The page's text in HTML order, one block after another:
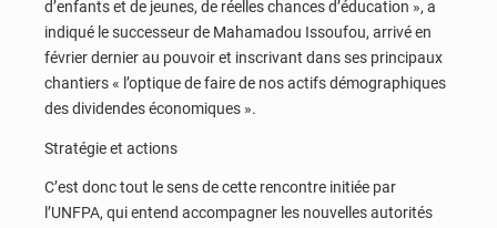
d’enfants et de jeunes, de réelles chances d’éducation », a
indiqué le successeur de Mahamadou Issoufou, arrivé en
février dernier au pouvoir et inscrivant dans ses principaux
chantiers « l’optique de faire de nos actifs démographiques
des dividendes économiques ».
Stratégie et actions
C’est donc tout le sens de cette rencontre initiée par
l’UNFPA, qui entend accompagner les nouvelles autorités